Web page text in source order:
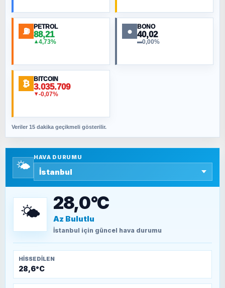
NURETTIN BÖLÜK
ORHAN KILIÇOĞLU
Fahişeye beyinli bir müstevli alçağına
SAVAŞ ŞAHİN
SEYFULLAH ÇİÇEK
TEOMAN ALPASLAN
Kütahya-Eskişehir Muharebeleri (10-24
⛽ PETROL
88,21
▲4,73%
● BONO
40,02
▬0,00%
₿ BITCOIN
3.035.709
▼-0,07%
Veriler 15 dakika geçikmeli gösterilir.
🌤️
HAVA DURUMU
🌤️ 28,0°C
Az Bulutlu
İstanbul için güncel hava durumu
HISSEDILEN
28,6°C